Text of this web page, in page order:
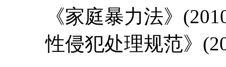
《家庭暴力法》
性侵犯处理规范》